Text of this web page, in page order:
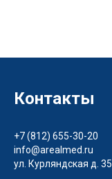
Контакты
+7 (812) 655-30-20
info@arealmed.ru
ул. Курляндская д. 35